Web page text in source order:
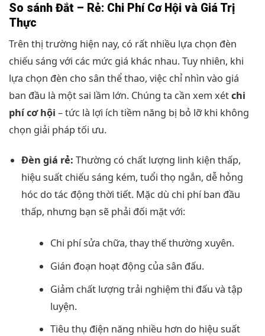
So sánh Đắt – Rẻ: Chi Phí Cơ Hội và Giá Trị
Thực
Trên thị trường hiện nay, có rất nhiều lựa chọn đèn
chiếu sáng với các mức giá khác nhau. Tuy nhiên, khi
lựa chọn đèn cho sân thể thao, việc chỉ nhìn vào giá
ban đầu là một sai lầm lớn. Chúng ta cần xem xétchi
phí cơ hội – tức là lợi ích tiềm năng bị bỏ lỡ khi không
chọn giải pháp tối ưu.
Đèn giá rẻ: Thường có chất lượng linh kiện thấp,
hiệu suất chiếu sáng kém, tuổi thọ ngắn, dễ hỏng
hóc do tác động thời tiết. Mặc dù chi phí ban đầu
thấp, nhưng bạn sẽ phải đối mặt với:
Chi phí sửa chữa, thay thế thường xuyên.
Gián đoạn hoạt động của sân đấu.
Giảm chất lượng trải nghiệm thi đấu và tập
luyện.
Tiêu thụ điện năng nhiều hơn do hiệu suất